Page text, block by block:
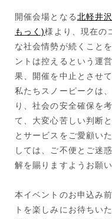
開催会場となる北軽井
もっく)様より、現在の
な社会情勢が続くこと
ントは控えるという運
果、開催を中止とさせ
私たちスノーピークは
り、社会の安全確保を
て、大変心苦しい判断
とサービスをご愛顧い
しては、ご不便とご迷
解を賜りますようお願
本イベントのお申込み
トを楽しみにお待ちい